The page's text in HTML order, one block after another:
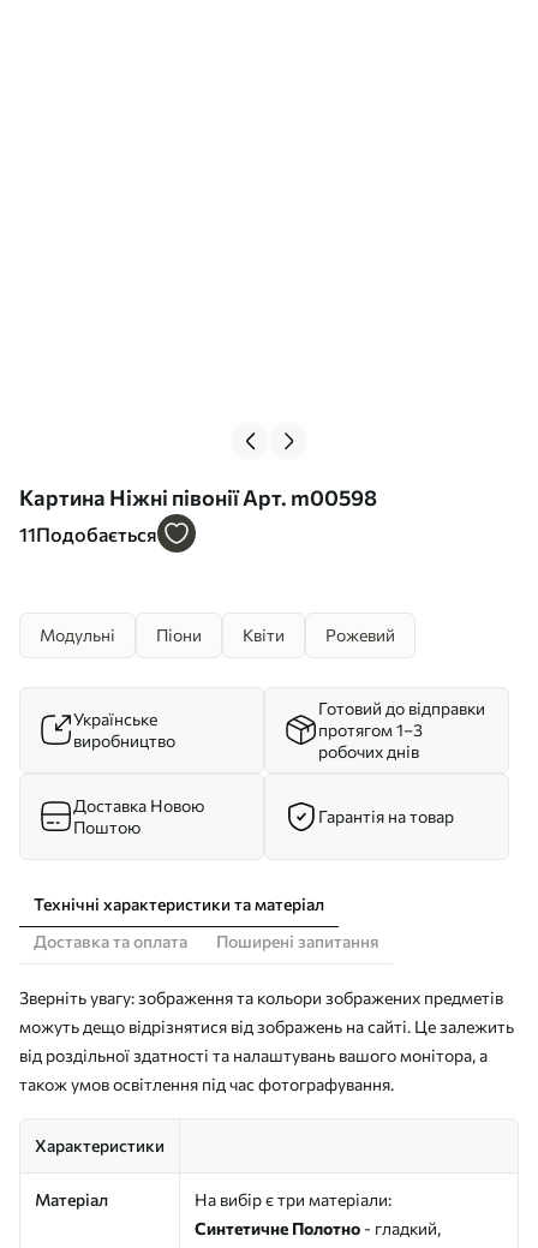
Картина Ніжні півонії Арт. m00598
11Подобається
Модульні Піони Квіти Рожевий
Українське
виробництво
Готовий до відправки
протягом 1–3
робочих днів
Доставка Новою
Поштою
Гарантія на товар
Технічні характеристики та матеріал
Доставка та оплата
Поширені запитання
Зверніть увагу: зображення та кольори зображених предметів
можуть дещо відрізнятися від зображень на сайті. Це залежить
від роздільної здатності та налаштувань вашого монітора, а
також умов освітлення під час фотографування.
Характеристики
Матеріал
На вибір є три матеріали:
Синтетичне Полотно - гладкий,